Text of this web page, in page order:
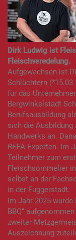
Dirk Ludwig ist
Fleischveredelung.
Aufgewachsen ist
Schlüchtern
für das
Bergwinkelstadt
Berufsausbildung
sich die
Handwerks an.
REFA-Experten. Im
Teilnehmer zum
Fleischsommelier
selbst an der
in der Fuggerstadt.
Im Jahr 2025
BBQ“
zweiter
Auszeichnung